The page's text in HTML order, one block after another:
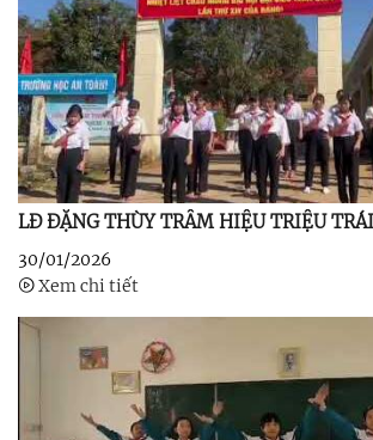
LĐ ĐẶNG THÙY TRÂM HIỆU TRIỆU
30/01/2026
Xem chi tiết